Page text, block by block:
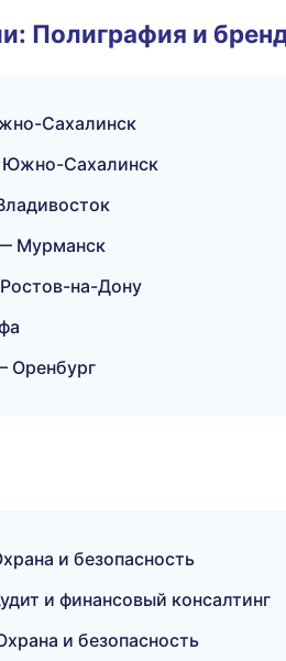
Полиграфия и
Сахалинск
Южно-Сахалинск
Мурманск
на-Дону
Оренбург
и безопасность
и финансовый консалтинг
и безопасность